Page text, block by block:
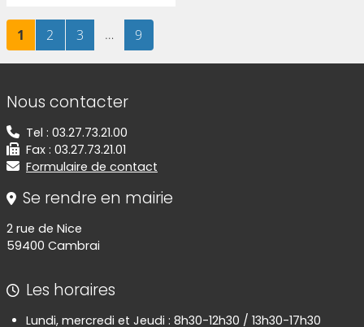
Page
1 sur 9Page
2 sur 9Page
3sur 9
… Page
9
Informations de contact
Nous contacter
Tel : 03.27.73.21.00
Fax : 03.27.73.21.01
Formulaire de contact
Se rendre en mairie
2 rue de Nice
59400 Cambrai
Les horaires
Lundi, mercredi et Jeudi : 8h30-12h30 / 13h30-17h30